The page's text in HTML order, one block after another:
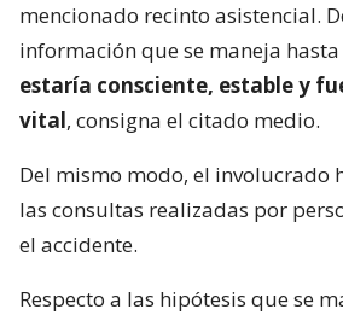
mencionado recinto asistencial.
información que se maneja
estaría consciente, estable y
vital, consigna el citado medio.
Del mismo modo, el involucrado
las consultas realizadas por
el accidente.
Respecto a las hipótesis que se